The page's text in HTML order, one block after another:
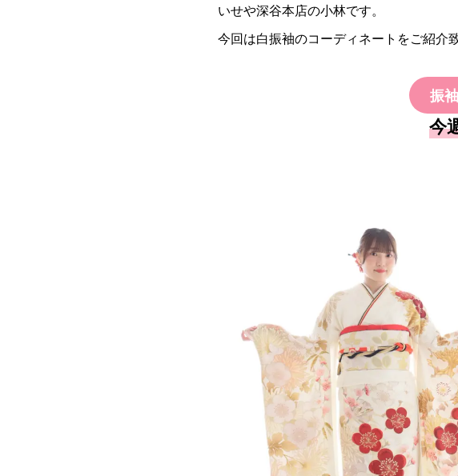
いせや深谷本店の小林です。
今回は白振袖のコーディネートをご紹介
振
今